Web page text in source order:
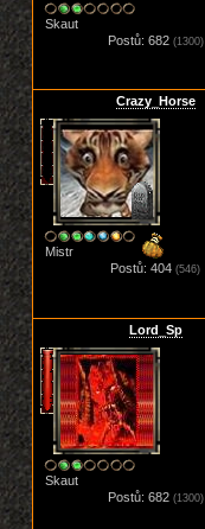
Skaut
Postů: 682 (1300)
Crazy_Horse
Mistr
Postů: 404(546)
Lord_Sp
Skaut
Postů: 682 (1300)